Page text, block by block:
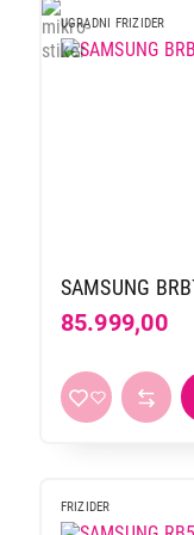
UGRADNI FRIZIDER
SAMSUNG
85.999,00
FRIZIDER